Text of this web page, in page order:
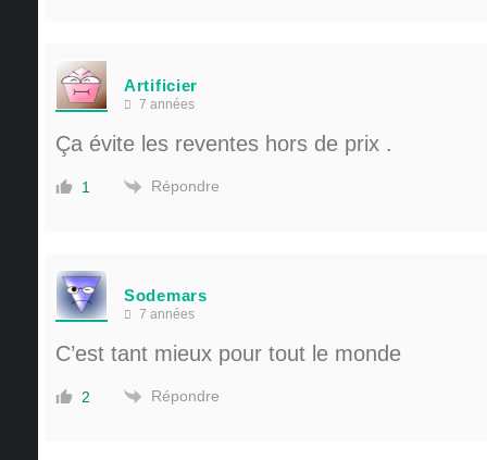
Artificier
7 années
Ça évite les reventes hors de prix .
1 Répondre
Sodemars
7 années
C’est tant mieux pour tout le monde
2 Répondre